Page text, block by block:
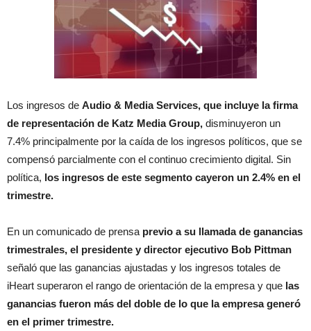
Los ingresos de Audio & Media Services, que incluye la firma
de representación de Katz Media Group, disminuyeron un
7.4% principalmente por la caída de los ingresos políticos, que se
compensó parcialmente con el continuo crecimiento digital. Sin
política, los ingresos de este segmento cayeron un 2.4% en el
trimestre.
En un comunicado de prensa previo a su llamada de ganancias
trimestrales, el presidente y director ejecutivo Bob Pittman
señaló que las ganancias ajustadas y los ingresos totales de
iHeart superaron el rango de orientación de la empresa y que las
ganancias fueron más del doble de lo que la empresa generó
en el primer trimestre.